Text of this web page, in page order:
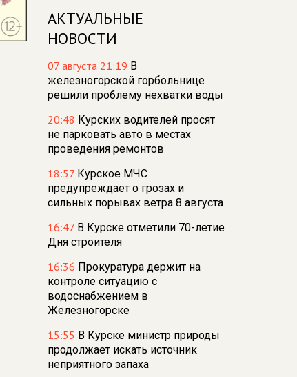
АКТУАЛЬНЫЕ
НОВОСТИ
07 августа 21:19 В
железногорской горбольнице
решили проблему нехватки воды
20:48 Курских водителей просят
не парковать авто в местах
проведения ремонтов
18:57 Курское МЧС
предупреждает о грозах и
сильных порывах ветра 8 августа
16:47 В Курске отметили 70-летие
Дня строителя
16:36 Прокуратура держит на
контроле ситуацию с
водоснабжением в
Железногорске
15:55 В Курске министр природы
продолжает искать источник
неприятного запаха